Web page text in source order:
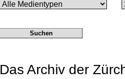
Das Archiv der